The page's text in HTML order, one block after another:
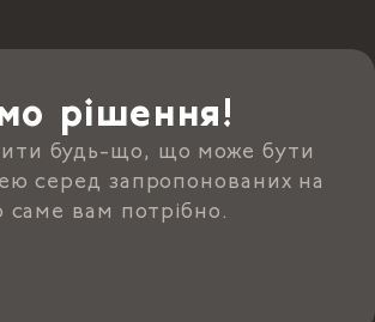
рішення!
будь-що, що може бути
серед запропонованих на
саме вам потрібно.